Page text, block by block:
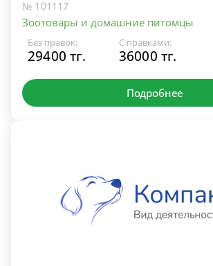
№ 101117
Зоотовары и домашние питомцы
Без правок:
29400 тг.
С правками:
36000 тг.
Подробнее